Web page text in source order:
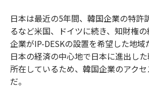
日本は最近の5年間、韓国企業の特許
るなど米国、ドイツに続き、知財権
企業がIP-DESKの設置を希望した地
日本の経済の中心地で日本に進出し
所在しているため、韓国企業のアク
だ。